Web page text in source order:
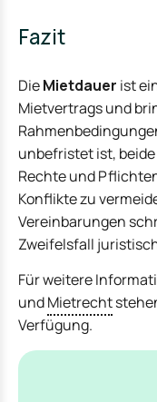
Fazit
DieMietdauer ist
Mietvertrags und
unbefristet ist,
Rechte und
Konflikte zu
Vereinbarungen
Zweifelsfall
Für weitere
undMietrecht
Verfügung.